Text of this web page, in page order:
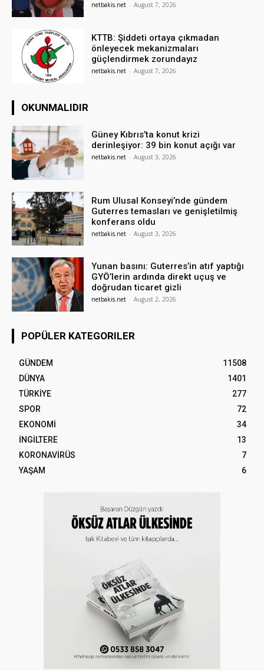
netbakis.net - August 7, 2026
KTTB: Şiddeti ortaya çıkmadan
önleyecek mekanizmaları
güçlendirmek zorundayız
netbakis.net - August 7, 2026
OKUNMALIDIR
Güney Kıbrıs’ta konut krizi
derinleşiyor: 39 bin konut açığı var
netbakis.net - August 3, 2026
Rum Ulusal Konseyi’nde gündem
Guterres temasları ve genişletilmiş
konferans oldu
netbakis.net - August 3, 2026
Yunan basını: Guterres’in atıf yaptığı
GYÖ’lerin ardında direkt uçuş ve
doğrudan ticaret gizli
netbakis.net - August 2, 2026
POPÜLER KATEGORILER
GÜNDEM
11508
DÜNYA
1401
TÜRKİYE
277
SPOR
72
EKONOMİ
34
İNGİLTERE
13
KORONAVİRÜS
7
YAŞAM
6